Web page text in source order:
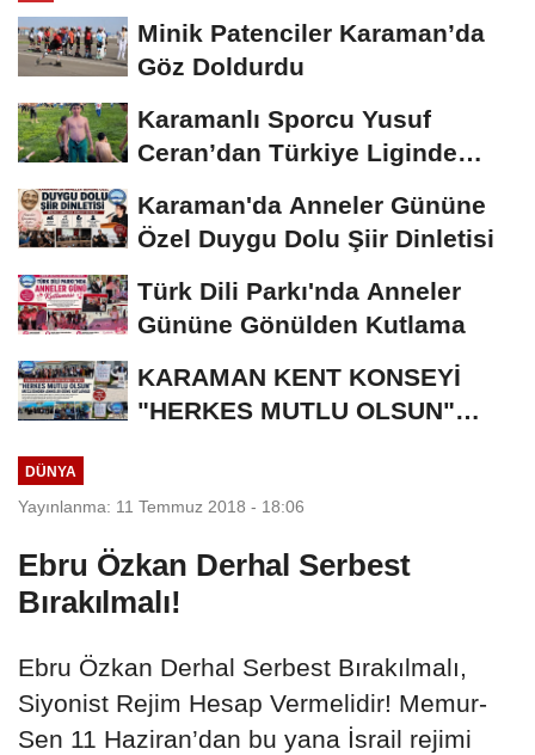
Minik Patenciler Karaman’da
Göz Doldurdu
Karamanlı Sporcu Yusuf
Ceran’dan Türkiye Liginde
Karaman'da Anneler Gününe
Özel Duygu Dolu Şiir Dinletisi
Türk Dili Parkı'nda Anneler
Gününe Gönülden Kutlama
KARAMAN KENT KONSEYİ
"HERKES MUTLU OLSUN"
DÜNYA
Yayınlanma: 11 Temmuz 2018 - 18:06
Ebru Özkan Derhal Serbest
Bırakılmalı!
Ebru Özkan Derhal Serbest Bırakılmalı,
Siyonist Rejim Hesap Vermelidir! Memur-
Sen 11 Haziran’dan bu yana İsrail rejimi